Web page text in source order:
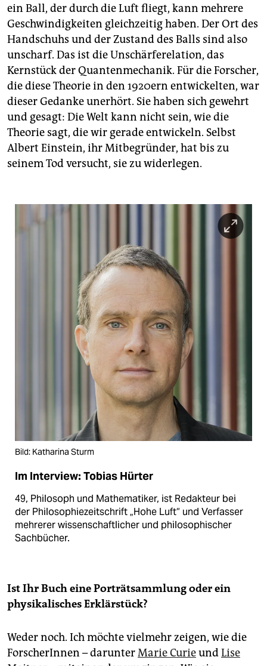
ein Ball, der durch die Luft fliegt, kann mehrere
Geschwindigkeiten gleichzeitig haben. Der Ort des
Handschuhs und der Zustand des Balls sind also
unscharf. Das ist die Unschärferelation, das
Kernstück der Quantenmechanik. Für die Forscher,
die diese Theorie in den 1920ern entwickelten, war
dieser Gedanke unerhört. Sie haben sich gewehrt
und gesagt: Die Welt kann nicht sein, wie die
Theorie sagt, die wir gerade entwickeln. Selbst
Albert Einstein, ihr Mitbegründer, hat bis zu
seinem Tod versucht, sie zu widerlegen.
Bild: Katharina Sturm
Im Interview: Tobias Hürter
49, Philosoph und Mathematiker, ist Redakteur bei
der Philosophiezeitschrift „Hohe Luft“ und Verfasser
mehrerer wissenschaftlicher und philosophischer
Sachbücher.
Ist Ihr Buch eine Porträtsammlung oder ein
physikalisches Erklärstück?
Weder noch. Ich möchte vielmehr zeigen, wie die
ForscherInnen – darunterMarie CurieundLise